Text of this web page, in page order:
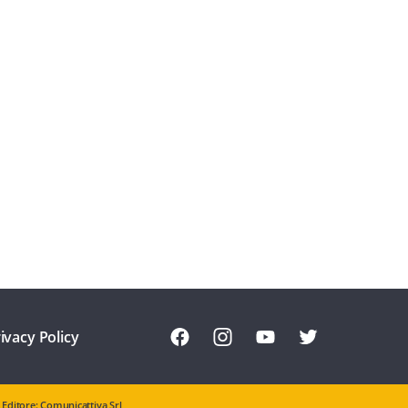
Policy
Editore: Comunicattiva Srl